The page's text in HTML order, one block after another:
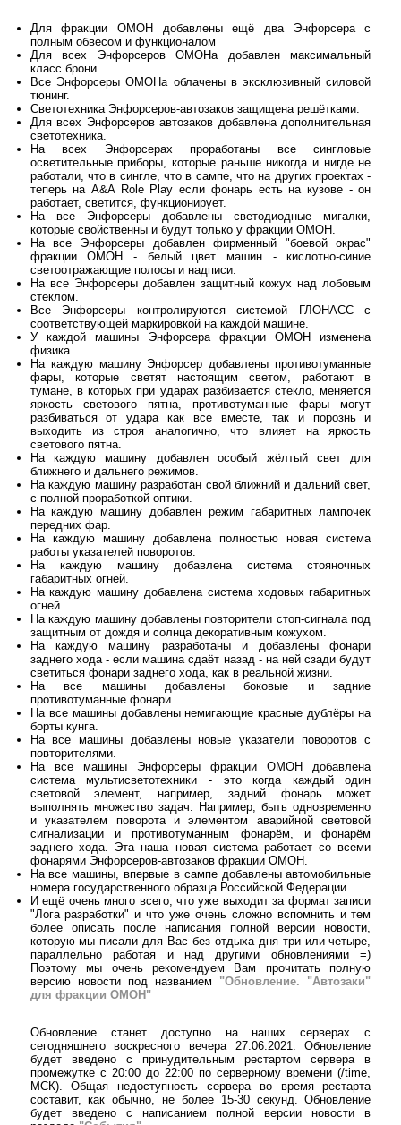
Для фракции ОМОН добавлены ещё два Энфорсера с
полным обвесом и функционалом
Для всех Энфорсеров ОМОНа добавлен максимальный
класс брони.
Все Энфорсеры ОМОНа облачены в эксклюзивный силовой
тюнинг.
Светотехника Энфорсеров-автозаков защищена решётками.
Для всех Энфорсеров автозаков добавлена дополнительная
светотехника.
На всех Энфорсерах проработаны все сингловые
осветительные приборы, которые раньше никогда и нигде не
работали, что в сингле, что в сампе, что на других проектах -
теперь на A&A Role Play если фонарь есть на кузове - он
работает, светится, функционирует.
На все Энфорсеры добавлены светодиодные мигалки,
которые свойственны и будут только у фракции ОМОН.
На все Энфорсеры добавлен фирменный "боевой окрас"
фракции ОМОН - белый цвет машин - кислотно-синие
светоотражающие полосы и надписи.
На все Энфорсеры добавлен защитный кожух над лобовым
стеклом.
Все Энфорсеры контролируются системой ГЛОНАСС с
соответствующей маркировкой на каждой машине.
У каждой машины Энфорсера фракции ОМОН изменена
физика.
На каждую машину Энфорсер добавлены противотуманные
фары, которые светят настоящим светом, работают в
тумане, в которых при ударах разбивается стекло, меняется
яркость светового пятна, противотуманные фары могут
разбиваться от удара как все вместе, так и порознь и
выходить из строя аналогично, что влияет на яркость
светового пятна.
На каждую машину добавлен особый жёлтый свет для
ближнего и дальнего режимов.
На каждую машину разработан свой ближний и дальний свет,
с полной проработкой оптики.
На каждую машину добавлен режим габаритных лампочек
передних фар.
На каждую машину добавлена полностью новая система
работы указателей поворотов.
На каждую машину добавлена система стояночных
габаритных огней.
На каждую машину добавлена система ходовых габаритных
огней.
На каждую машину добавлены повторители стоп-сигнала под
защитным от дождя и солнца декоративным кожухом.
На каждую машину разработаны и добавлены фонари
заднего хода - если машина сдаёт назад - на ней сзади будут
светиться фонари заднего хода, как в реальной жизни.
На все машины добавлены боковые и задние
противотуманные фонари.
На все машины добавлены немигающие красные дублёры на
борты кунга.
На все машины добавлены новые указатели поворотов с
повторителями.
На все машины Энфорсеры фракции ОМОН добавлена
система мультисветотехники - это когда каждый один
световой элемент, например, задний фонарь может
выполнять множество задач. Например, быть одновременно
и указателем поворота и элементом аварийной световой
сигнализации и противотуманным фонарём, и фонарём
заднего хода. Эта наша новая система работает со всеми
фонарями Энфорсеров-автозаков фракции ОМОН.
На все машины, впервые в сампе добавлены автомобильные
номера государственного образца Российской Федерации.
И ещё очень много всего, что уже выходит за формат записи
"Лога разработки" и что уже очень сложно вспомнить и тем
более описать после написания полной версии новости,
которую мы писали для Вас без отдыха дня три или четыре,
параллельно работая и над другими обновлениями =)
Поэтому мы очень рекомендуем Вам прочитать полную
версию новости под названием "Обновление. "Автозаки"
для фракции ОМОН"
Обновление станет доступно на наших серверах с
сегодняшнего воскресного вечера 27.06.2021. Обновление
будет введено с принудительным рестартом сервера в
промежутке с 20:00 до 22:00 по серверному времени (/time,
МСК). Общая недоступность сервера во время рестарта
составит, как обычно, не более 15-30 секунд. Обновление
будет введено с написанием полной версии новости в